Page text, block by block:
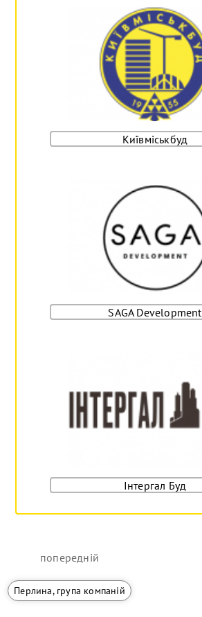
Київміськбуд
SAGA Development
Інтергал Буд
попередній
Перлина, група компаній